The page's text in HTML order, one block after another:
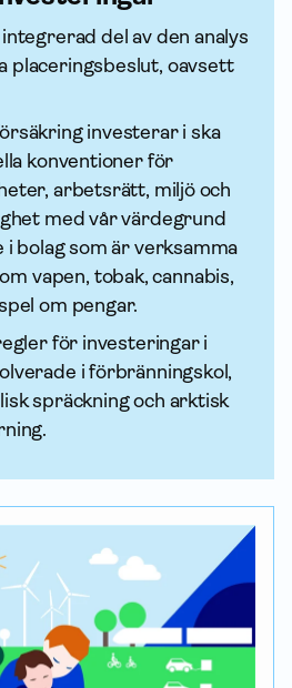
del av den analys
placeringsbeslut, oavsett
investerar i ska
konventioner för
arbetsrätt, miljö och
med vår värdegrund
bolag som är verksamma
vapen, tobak, cannabis,
om pengar.
för investeringar i
i förbränningskol,
spräckning och arktisk